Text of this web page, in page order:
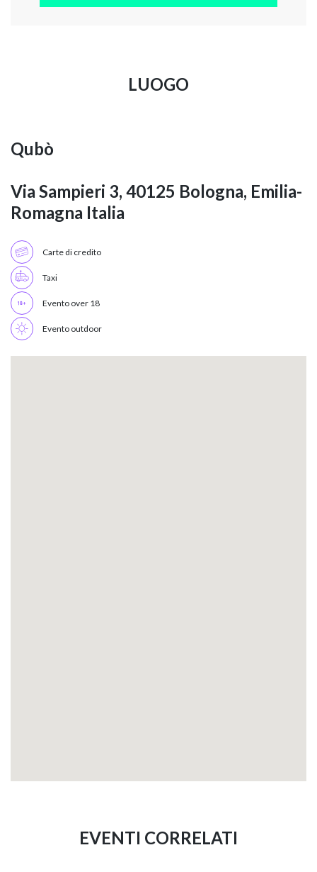
LUOGO
Qubò
Via Sampieri 3, 40125 Bologna, Emilia-
Romagna Italia
Carte di credito
Taxi
Evento over 18
Evento outdoor
EVENTI CORRELATI